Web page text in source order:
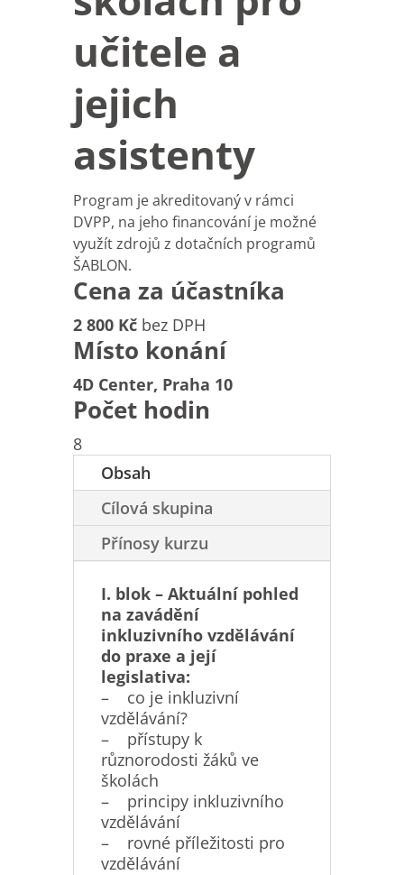
učitele a
jejich
asistenty
Program je akreditovaný v rámci
DVPP, na jeho financování je možné
využít zdrojů z dotačních programů
ŠABLON.
Cena za účastníka
2 800 Kčbez DPH
Místo konání
4D Center, Praha 10
Počet hodin
8
Obsah
Cílová skupina
Přínosy kurzu
I. blok – Aktuální pohled
na zavádění
inkluzivního vzdělávání
do praxe a její
legislativa:
– co je inkluzivní
vzdělávání?
– přístupy k
různorodosti žáků ve
školách
– principy inkluzivního
vzdělávání
– rovné příležitosti pro
vzdělávání